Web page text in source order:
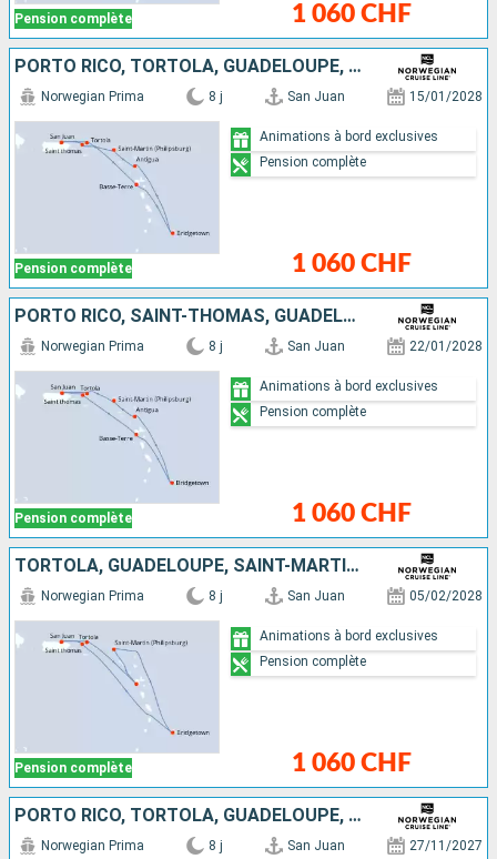
Pension complète 1 060 CHF
PORTO RICO, TORTOLA, GUADELOUPE, BARBADE, ANTIGUA-ET-BARBUDA, SAINT-MARTIN, SAINT-THOMAS
Pension complète
Norwegian Prima 8 j San Juan 15/01/2028
1 060 CHF
Animations à bord exclusives
Pension complète
PORTO RICO, SAINT-THOMAS, GUADELOUPE, BARBADE, ANTIGUA-ET-BARBUDA, SAINT-MARTIN, TORTOLA
Pension complète
Norwegian Prima 8 j San Juan 22/01/2028
1 060 CHF
Animations à bord exclusives
Pension complète
TORTOLA, GUADELOUPE, SAINT-MARTIN, BARBADE, SAINT-THOMAS, PORTO RICO
Pension complète
Norwegian Prima 8 j San Juan 05/02/2028
1 060 CHF
Animations à bord exclusives
Pension complète
PORTO RICO, TORTOLA, GUADELOUPE, ANTIGUA-ET-BARBUDA, BARBADE, SAINT-MARTIN, SAINT-THOMAS
Norwegian Prima 8 j San Juan 27/11/2027